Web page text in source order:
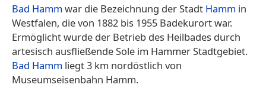
Bad Hamm war die Bezeichnung der Stadt Hamm in
Westfalen, die von 1882 bis 1955 Badekurort war.
Ermöglicht wurde der Betrieb des Heilbades durch
artesisch ausfließende Sole im Hammer Stadtgebiet.
Bad Hamm liegt 3 km nordöstlich von
Museumseisenbahn Hamm.